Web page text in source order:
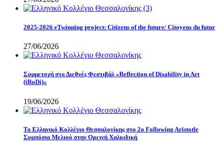
2025-2026 eTwinning project: Citizens of the future/ Citoyens du futur
27/06/2026
Συμμετοχή στο Διεθνές Φεστιβάλ «Reflection of Disability in Art
(iRoDi)»
19/06/2026
Το Ελληνικό Κολλέγιο Θεσσαλονίκης στο 2ο Following Aristotle
Συμπόσιο Μελιού στην Ορεινή Χαλκιδική